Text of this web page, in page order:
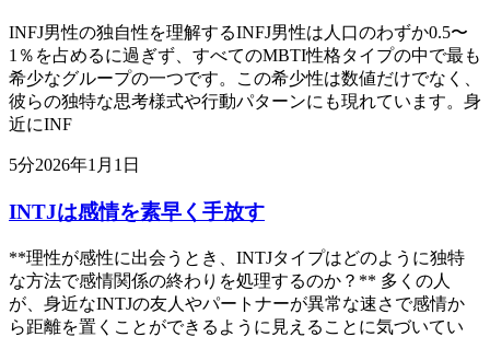
INFJ男性の独自性を理解するINFJ男性は人口のわずか0.5〜
1％を占めるに過ぎず、すべてのMBTI性格タイプの中で最も
希少なグループの一つです。この希少性は数値だけでなく、
彼らの独特な思考様式や行動パターンにも現れています。身
近にINF
5分2026年1月1日
INTJは感情を素早く手放す
**理性が感性に出会うとき、INTJタイプはどのように独特
な方法で感情関係の終わりを処理するのか？** 多くの人
が、身近なINTJの友人やパートナーが異常な速さで感情か
ら距離を置くことができるように見えることに気づいてい